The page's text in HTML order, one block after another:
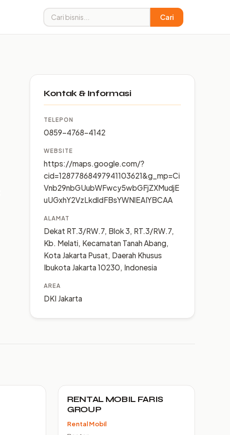
Cari
Kontak & Informasi
TELEPON
0859-4768-4142
WEBSITE
https://maps.google.com/?
cid=12877868497941103621&g_mp=Ci
Vnb29nbGUubWFwcy5wbGFjZXMudjE
uUGxhY2VzLkdldFBsYWNlEAIYBCAA
ALAMAT
Dekat RT.3/RW.7, Blok 3, RT.3/RW.7,
Kb. Melati, Kecamatan Tanah Abang,
Kota Jakarta Pusat, Daerah Khusus
Ibukota Jakarta 10230, Indonesia
AREA
DKI Jakarta
RENTAL MOBIL FARIS
GROUP
Rental Mobil